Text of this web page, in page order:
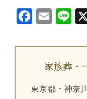
家族葬・
東京都・神奈